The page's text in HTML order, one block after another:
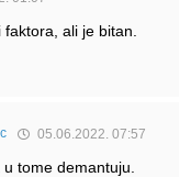
ali je bitan.
05.06.2022. 07:57
tome demantuju.